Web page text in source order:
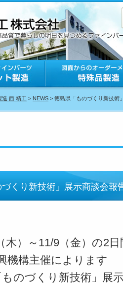
造 西 精工 > NEWS > 徳島県「ものづくり新技術
くり新技術」展示商談会報
）～11/9（金）の2
機構主催によります
のづくり新技術」展